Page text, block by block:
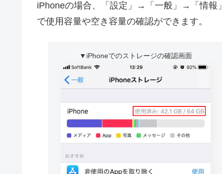
iPhoneの場合、「設定」→「一般」→「情報」
で使用容量や空き容量の確認ができます。
▼iPhoneでのストレージの確認画面